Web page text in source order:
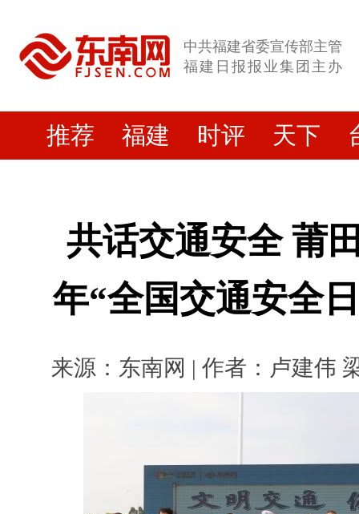
中共福建省委宣传部主管
福建日报报业集团主办
推荐 福建 时评 天下
共话交通安全 莆
年“全国交通安全
来源：东南网 | 作者：卢建伟